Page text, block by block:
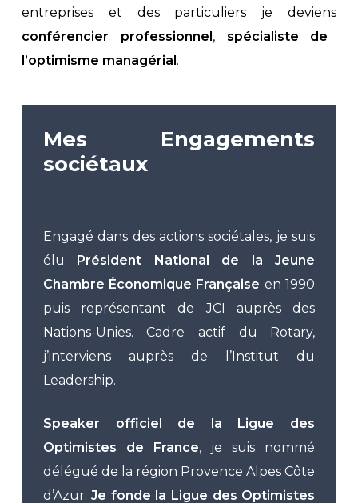
entreprises et des particuliers je deviens
conférencier professionnel, spécialiste de
l’optimisme managérial.
Mes Engagements
sociétaux
Engagé dans des actions sociétales, je suis
élu Président National de la Jeune
Chambre Économique Française en 1990
puis représentant de JCI auprès des
Nations-Unies. Cadre actif du Rotary,
j’interviens auprès de l’Institut du
Leadership.
Speaker officiel de la Ligue des
Optimistes de France, je suis nommé
délégué de la région Provence Alpes Côte
d’Azur.Je fonde la Ligue des Optimistes